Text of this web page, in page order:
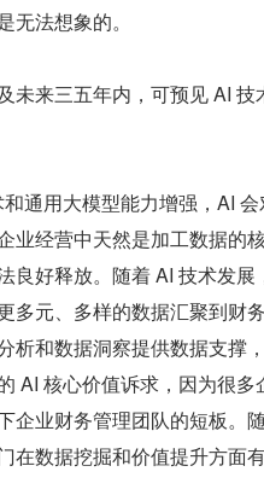
无法想象的。
未来三五年内，可预见 AI
通用大模型能力增强，AI
业经营中天然是加工数据的
良好释放。随着 AI 技术发
多元、多样的数据汇聚到财
析和数据洞察提供数据支撑
AI 核心价值诉求，因为很
企业财务管理团队的短板。
在数据挖掘和价值提升方面有